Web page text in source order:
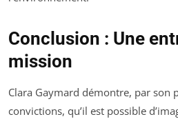
Conclusion : Une
mission
Clara Gaymard démontre, par son
convictions, qu’il est possible